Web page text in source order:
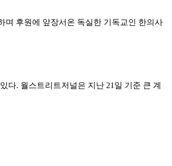
며 후원에 앞장서온 독실한 기독교인 한의사
다. 월스트리트저널은 지난 21일 기준 큰 계